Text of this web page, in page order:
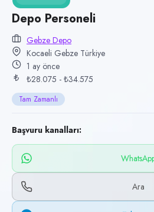
5 Temmuz 2026
Son geçerlilik
2 Kasım 2026
Başvuru kanalları
WhatsApp, Telegram, Telefon
Gebze Depo , Gebze, Kocaeli
Depo Personeli
Gebze Depo
Kocaeli Gebze Türkiye
1 ay önce
₺28.075 - ₺34.575
Tam Zamanlı
Başvuru kanalları:
Ara